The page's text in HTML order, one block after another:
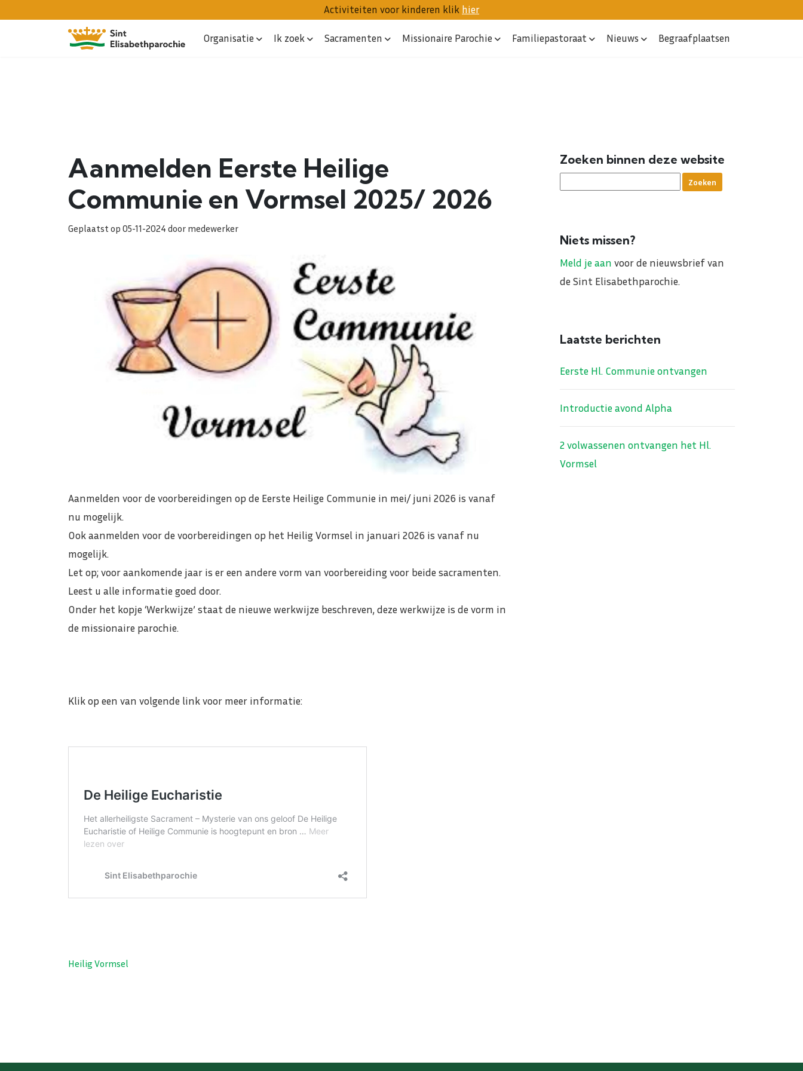
Activiteiten voor kinderen klik hier
Organisatie Ik zoek Sacramenten Missionaire Parochie Familiepastoraat Nieuws Begraafplaatsen
Aanmelden Eerste Heilige
Communie en Vormsel 2025/ 2026
Geplaatst op 05-11-2024 door medewerker
Aanmelden voor de voorbereidingen op de Eerste Heilige Communie in mei/ juni 2026 is vanaf
nu mogelijk.
Ook aanmelden voor de voorbereidingen op het Heilig Vormsel in januari 2026 is vanaf nu
mogelijk.
Let op; voor aankomende jaar is er een andere vorm van voorbereiding voor beide sacramenten.
Leest u alle informatie goed door.
Onder het kopje ‘Werkwijze’ staat de nieuwe werkwijze beschreven, deze werkwijze is de vorm in
de missionaire parochie.
Klik op een van volgende link voor meer informatie:
Heilig Vormsel
Zoeken binnen deze website
Niets missen?
Meld je aan voor de nieuwsbrief van
de Sint Elisabethparochie.
Laatste berichten
Eerste Hl. Communie ontvangen
Introductie avond Alpha
2 volwassenen ontvangen het Hl.
Vormsel